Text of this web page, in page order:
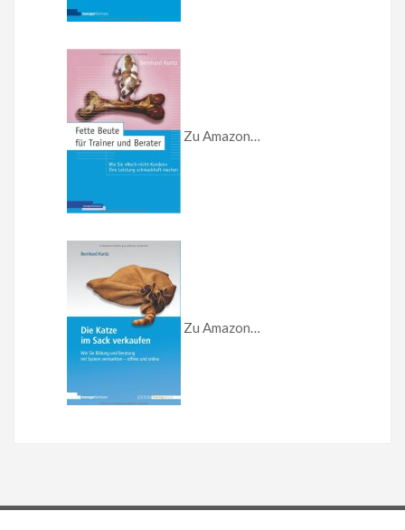
Zu Amazon…
Zu Amazon…